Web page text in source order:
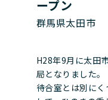
ープン
群馬県太田市
H28年9月に太田
局となりました。
待合室とは別に